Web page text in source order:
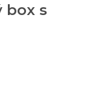
box s